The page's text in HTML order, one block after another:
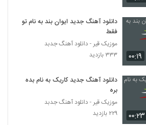
موزیک زیبای دلخاطره از وحید پناه
۴۱۵ بازدید
دانلود آهنگ سام نیا ناخواسته (Xamnia
Naakhasteh)
۵۳۰ بازدید
Soroush Khosravan Hesse Khoob
۰۰:۱۹
دانلود آهنگ جدید ایوان بند به نام تو
فقط
موزیک قیر - دانلود آهنگ جدبد
۳۳۳ بازدید
۰۰:۲۳
دانلود آهنگ جدید کاریک به نام بده
بره
موزیک قیر - دانلود آهنگ جدبد
۲۲۹ بازدید